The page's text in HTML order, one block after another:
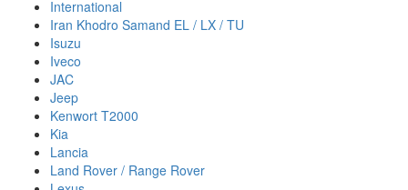
International
Iran Khodro Samand EL / LX / TU
Isuzu
Iveco
JAC
Jeep
Kenwort T2000
Kia
Lancia
Land Rover / Range Rover